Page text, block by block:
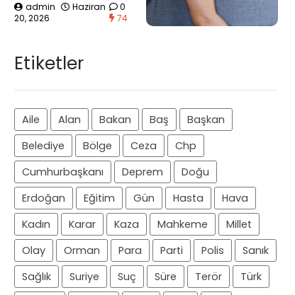
admin
Haziran
20, 2026
0
74
Etiketler
Aile Alan Bakan Baş
Başkan
Belediye
Bölge Ceza
Chp
Cumhurbaşkanı
Deprem
Doğu
Erdoğan
Eğitim Gün Hasta
Hava
Kadın
Karar Kaza Mahkeme
Millet
Olay
Orman Para Parti Polis
Sanık
Sağlık
Suriye Suç Süre Terör
Türk